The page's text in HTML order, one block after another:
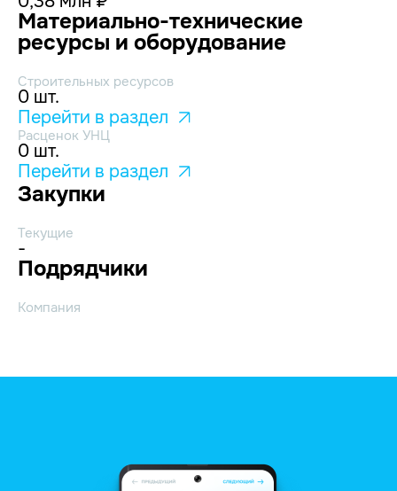
Материально-технические
ресурсы и оборудование
Строительных ресурсов
0 шт.
Перейти в раздел
Расценок УНЦ
0 шт.
Перейти в раздел
Закупки
Текущие
-
Подрядчики
Компания